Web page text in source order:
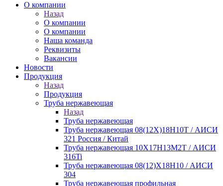
О компании
Назад
О компании
О компании
Наша команда
Реквизиты
Вакансии
Новости
Продукция
Назад
Продукция
Труба нержавеющая
Назад
Труба нержавеющая
Труба нержавеющая 08(12Х)18Н10Т / АИСИ
321 Россия / Китай
Труба нержавеющая 10Х17Н13М2Т / АИСИ
316Ti
Труба нержавеющая 08(12)Х18Н10 / АИСИ
304
Труба нержавеющая профильная